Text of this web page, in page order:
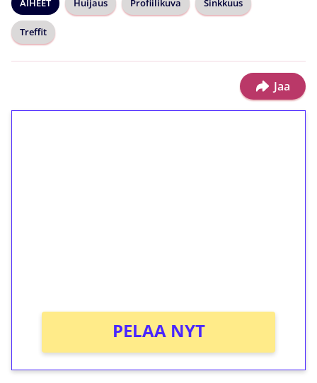
AIHEET Huijaus Profiilikuva Sinkkuus
Treffit
Jaa
PELAA NYT